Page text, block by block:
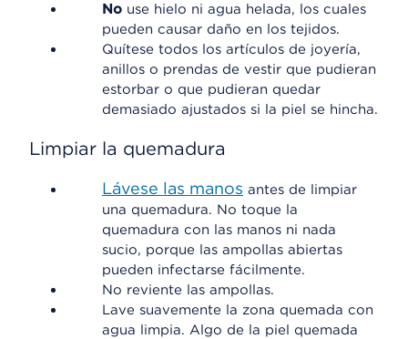
No use hielo ni agua helada, los cuales
pueden causar daño en los tejidos.
Quítese todos los artículos de joyería,
anillos o prendas de vestir que pudieran
estorbar o que pudieran quedar
demasiado ajustados si la piel se hincha.
Limpiar la quemadura
Lávese las manos antes de limpiar
una quemadura. No toque la
quemadura con las manos ni nada
sucio, porque las ampollas abiertas
pueden infectarse fácilmente.
No reviente las ampollas.
Lave suavemente la zona quemada con
agua limpia. Algo de la piel quemada